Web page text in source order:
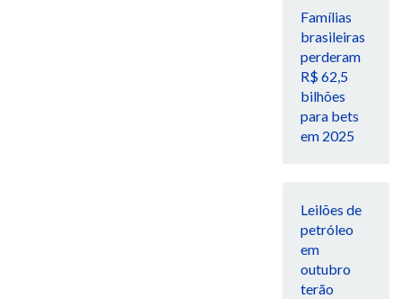
Famílias
brasileiras
perderam
R$ 62,5
bilhões
para bets
em 2025
Leilões de
petróleo
em
outubro
terão